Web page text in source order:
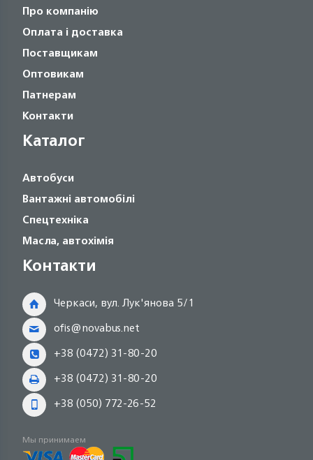
Про компанію
Оплата і доставка
Поставщикам
Оптовикам
Патнерам
Контакти
Каталог
Автобуси
Вантажні автомобілі
Спецтехніка
Масла, автохімія
Контакти
Черкаси, вул. Лук'янова 5/1
ofis@novabus.net
+38 (0472) 31-80-20
+38 (0472) 31-80-20
+38 (050) 772-26-52
Мы принимаем